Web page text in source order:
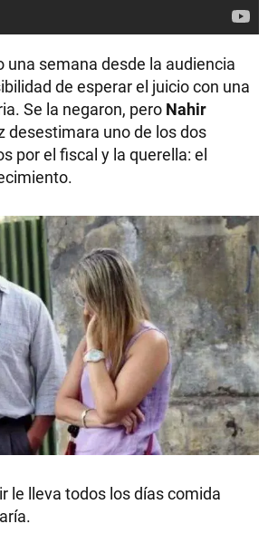
una semana desde la audiencia
de esperar el juicio con una
Se la negaron, pero Nahir
desestimara uno de los dos
por el fiscal y la querella: el
le lleva todos los días comida